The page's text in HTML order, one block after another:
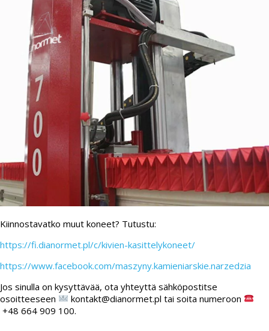
Kiinnostavatko muut koneet? Tutustu:
https://fi.dianormet.pl/c/kivien-kasittelykoneet/
https://www.facebook.com/maszyny.kamieniarskie.narzedzia
Jos sinulla on kysyttävää, ota yhteyttä sähköpostitse
osoitteeseen
kontakt@dianormet.pl tai soita numeroon
+48 664 909 100.